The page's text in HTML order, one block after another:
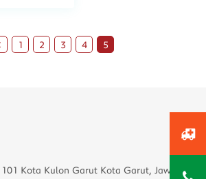
1 2 3 4 5
Kota Kulon Garut Kota Garut, Jawa